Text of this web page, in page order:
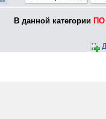
В данной категории ПО